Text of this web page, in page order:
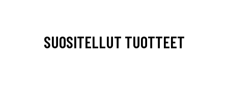
SUOSITELLUT TUOTTEET